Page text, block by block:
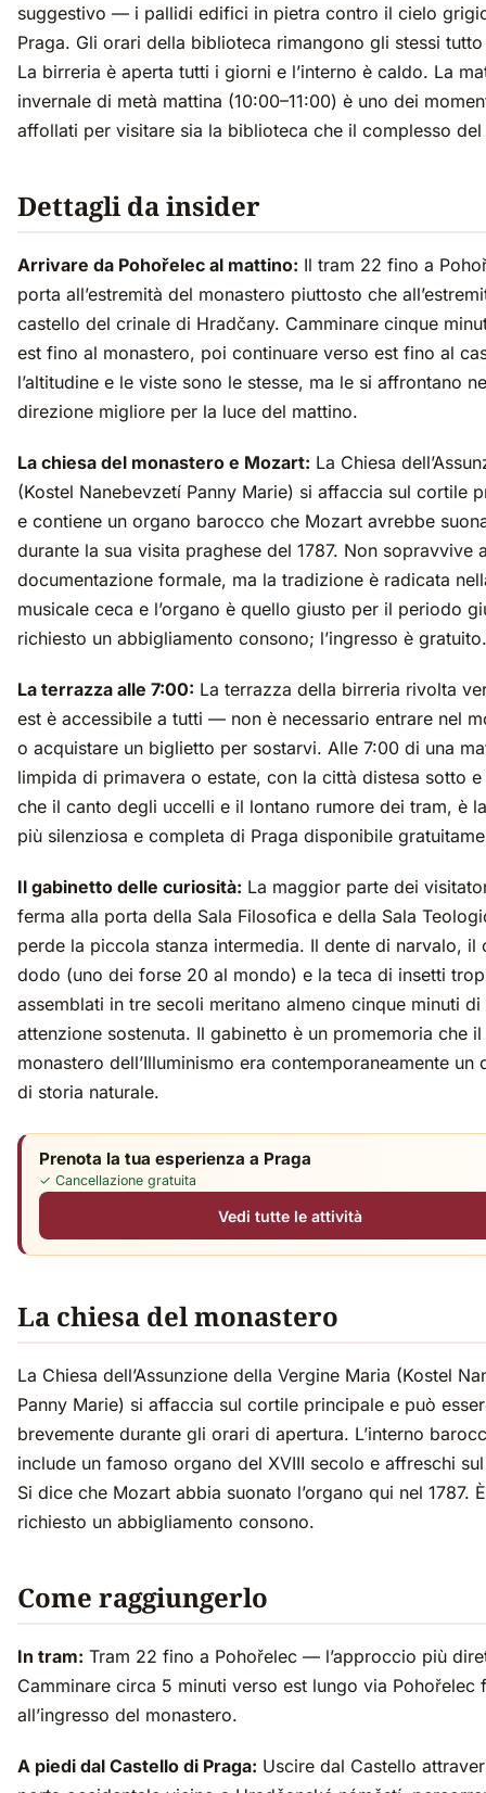
suggestivo — i pallidi edifici in pietra contro il cielo
Praga. Gli orari della biblioteca rimangono gli stessi tutto
La birreria è aperta tutti i giorni e l’interno è caldo. La
invernale di metà mattina (10:00–11:00) è uno dei
affollati per visitare sia la biblioteca che il complesso
Dettagli da insider
Arrivare da Pohořelec al mattino: Il tram 22 fino a
porta all’estremità del monastero piuttosto che
castello del crinale di Hradčany. Camminare cinque
est fino al monastero, poi continuare verso est fino al
l’altitudine e le viste sono le stesse, ma le si affrontano
direzione migliore per la luce del mattino.
La chiesa del monastero e Mozart: La Chiesa
(Kostel Nanebevzetí Panny Marie) si affaccia sul cortile
e contiene un organo barocco che Mozart avrebbe
durante la sua visita praghese del 1787. Non sopravvive
documentazione formale, ma la tradizione è radicata
musicale ceca e l’organo è quello giusto per il periodo
richiesto un abbigliamento consono; l’ingresso è gratuito.
La terrazza alle 7:00: La terrazza della birreria rivolta
est è accessibile a tutti — non è necessario entrare nel
o acquistare un biglietto per sostarvi. Alle 7:00 di una
limpida di primavera o estate, con la città distesa sotto e
che il canto degli uccelli e il lontano rumore dei tram, è
più silenziosa e completa di Praga disponibile
Il gabinetto delle curiosità: La maggior parte dei
ferma alla porta della Sala Filosofica e della Sala
perde la piccola stanza intermedia. Il dente di narvalo, il
dodo (uno dei forse 20 al mondo) e la teca di insetti
assemblati in tre secoli meritano almeno cinque minuti di
attenzione sostenuta. Il gabinetto è un promemoria che il
monastero dell’Illuminismo era contemporaneamente un
di storia naturale.
Prenota la tua esperienza a Praga
✓ Cancellazione gratuita
Vedi tutte le attività
La chiesa del monastero
La Chiesa dell’Assunzione della Vergine Maria (Kostel
Panny Marie) si affaccia sul cortile principale e può
brevemente durante gli orari di apertura. L’interno
include un famoso organo del XVIII secolo e affreschi
Si dice che Mozart abbia suonato l’organo qui nel 1787. È
richiesto un abbigliamento consono.
Come raggiungerlo
In tram: Tram 22 fino a Pohořelec — l’approccio più
Camminare circa 5 minuti verso est lungo via Pohořelec
all’ingresso del monastero.
A piedi dal Castello di Praga: Uscire dal Castello